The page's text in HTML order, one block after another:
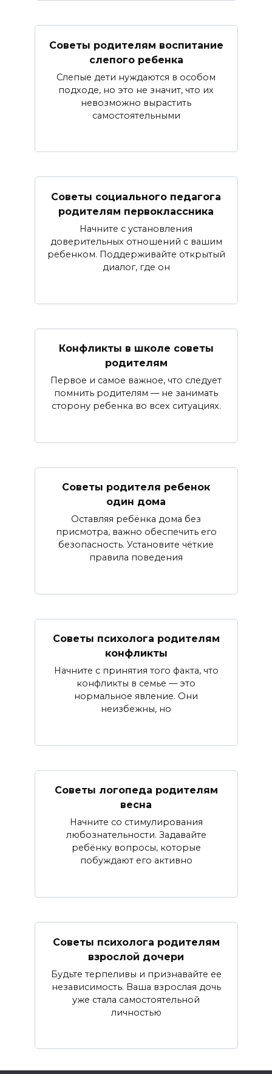
Советы родителям воспитание
слепого ребенка
Слепые дети нуждаются в особом
подходе, но это не значит, что их
невозможно вырастить
самостоятельными
Советы социального педагога
родителям первоклассника
Начните с установления
доверительных отношений с вашим
ребенком. Поддерживайте открытый
диалог, где он
Конфликты в школе советы
родителям
Первое и самое важное, что следует
помнить родителям — не занимать
сторону ребенка во всех ситуациях.
Советы родителя ребенок
один дома
Оставляя ребёнка дома без
присмотра, важно обеспечить его
безопасность. Установите чёткие
правила поведения
Советы психолога родителям
конфликты
Начните с принятия того факта, что
конфликты в семье — это
нормальное явление. Они
неизбежны, но
Советы логопеда родителям
весна
Начните со стимулирования
любознательности. Задавайте
ребёнку вопросы, которые
побуждают его активно
Советы психолога родителям
взрослой дочери
Будьте терпеливы и признавайте ее
независимость. Ваша взрослая дочь
уже стала самостоятельной
личностью